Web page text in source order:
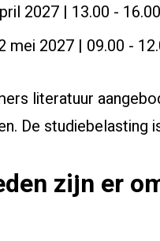
2027 | 13.00 -
mei 2027 | 09.00 -
literatuur
De studiebelasting
zijn er